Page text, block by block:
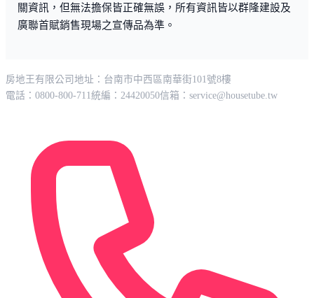
關資訊，但無法擔保皆正確無誤，所有資訊皆以群隆建設及
廣聯首賦銷售現場之宣傳品為準。
房地王有限公司 地址：台南市中西區南華街101號8樓
電話：0800-800-711統編：24420050信箱： service@housetube.tw